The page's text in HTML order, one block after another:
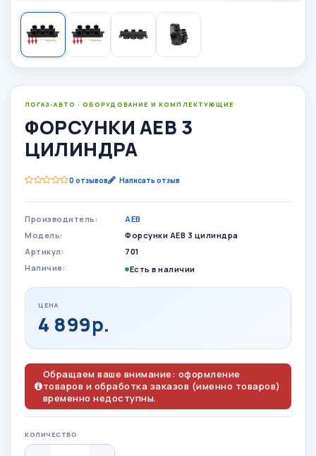
ЛОГАЗ-АВТО · ОБОРУДОВАНИЕ И КОМПЛЕКТУЮЩИЕ
ФОРСУНКИ АЕВ 3
ЦИЛИНДРА
0 отзывов Написать отзыв
Производитель:
AEB
Модель:
Форсунки АЕВ 3 цилиндра
Артикул:
701
Наличие:
Есть в наличии
ЦЕНА
4 899р.
Обращаем ваше внимание: оформление
товаров и обработка заказов (именно товаров)
временно недоступны.
КОЛИЧЕСТВО